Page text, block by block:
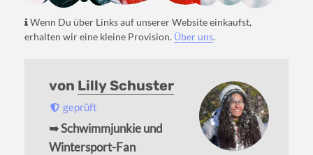
Wenn Du über Links auf unserer Website einkaufst,
erhalten wir eine kleine Provision. Über uns.
von Lilly Schuster
geprüft
➥ Schwimmjunkie und
Wintersport-Fan